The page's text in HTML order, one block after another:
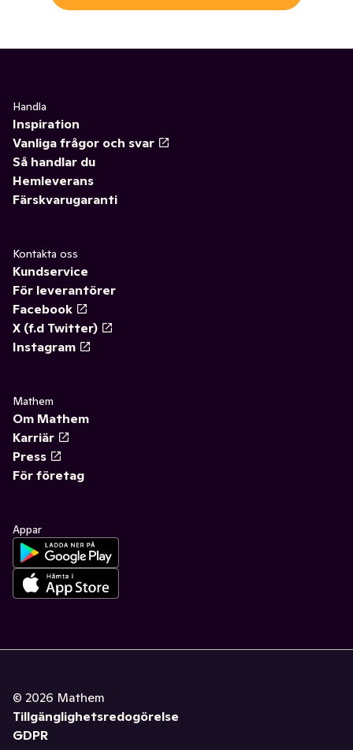
Handla
Inspiration
Vanliga frågor och svar
Så handlar du
Hemleverans
Färskvarugaranti
Kontakta oss
Kundservice
För leverantörer
Facebook
X (f.d Twitter)
Instagram
Mathem
Om Mathem
Karriär
Press
För företag
Appar
© 2026 Mathem
Tillgänglighetsredogörelse
GDPR